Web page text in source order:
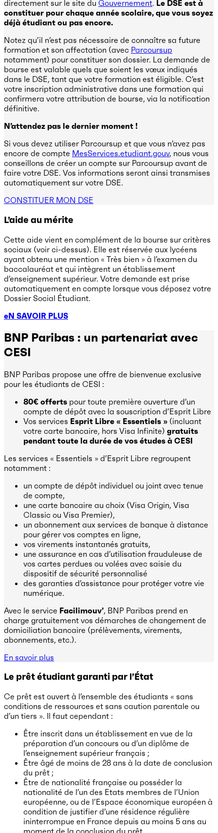
directement sur le site du Gouvernement. Le DSE est à
constituer pour chaque année scolaire, que vous soyez
déjà étudiant ou pas encore.
Notez qu’il n’est pas nécessaire de connaître sa future
formation et son affectation (avec Parcoursup
notamment) pour constituer son dossier. La demande de
bourse est valable quels que soient les vœux indiqués
dans le DSE, tant que votre formation est éligible. C’est
votre inscription administrative dans une formation qui
confirmera votre attribution de bourse, via la notification
définitive.
N’attendez pas le dernier moment !
Si vous devez utiliser Parcoursup et que vous n’avez pas
encore de compte MesServices.etudiant.gouv, nous vous
conseillons de créer un compte sur Parcoursup avant de
faire votre DSE. Vos informations seront ainsi transmises
automatiquement sur votre DSE.
CONSTITUER MON DSE
L’aide au mérite
Cette aide vient en complément de la bourse sur critères
sociaux (voir ci-dessus). Elle est réservée aux lycéens
ayant obtenu une mention « Très bien » à l’examen du
baccalauréat et qui intègrent un établissement
d’enseignement supérieur. Votre demande est prise
automatiquement en compte lorsque vous déposez votre
Dossier Social Étudiant.
eN SAVOIR PLUS
BNP Paribas : un partenariat avec
CESI
BNP Paribas propose une offre de bienvenue exclusive
pour les étudiants de CESI :
80€ offerts pour toute première ouverture d’un
compte de dépôt avec la souscription d’Esprit Libre
Vos services Esprit Libre « Essentiels » (incluant
votre carte bancaire, hors Visa Infinite) gratuits
pendant toute la durée de vos études à CESI
Les services « Essentiels » d’Esprit Libre regroupent
notamment :
un compte de dépôt individuel ou joint avec tenue
de compte,
une carte bancaire au choix (Visa Origin, Visa
Classic ou Visa Premier),
un abonnement aux services de banque à distance
pour gérer vos comptes en ligne,
vos virements instantanés gratuits,
une assurance en cas d’utilisation frauduleuse de
vos cartes perdues ou volées avec saisie du
dispositif de sécurité personnalisé
des garanties d’assistance pour protéger votre vie
numérique.
Avec le service Facilimouv’, BNP Paribas prend en
charge gratuitement vos démarches de changement de
domiciliation bancaire (prélèvements, virements,
abonnements, etc.).
En savoir plus
Le prêt étudiant garanti par l’État
Ce prêt est ouvert à l’ensemble des étudiants « sans
conditions de ressources et sans caution parentale ou
d’un tiers ». Il faut cependant :
Être inscrit dans un établissement en vue de la
préparation d’un concours ou d’un diplôme de
l’enseignement supérieur français ;
Être âgé de moins de 28 ans à la date de conclusion
du prêt ;
Être de nationalité française ou posséder la
nationalité de l’un des Etats membres de l’Union
européenne, ou de l’Espace économique européen à
condition de justifier d’une résidence régulière
ininterrompue en France depuis au moins 5 ans au
moment de la conclusion du prêt.